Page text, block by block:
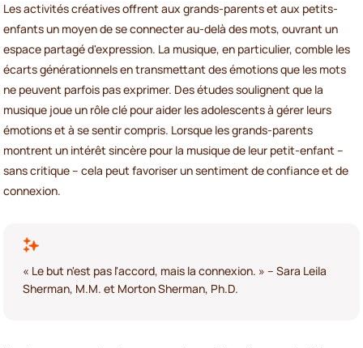
Les activités créatives offrent aux grands-parents et aux petits-
enfants un moyen de se connecter au-delà des mots, ouvrant un
espace partagé d'expression. La musique, en particulier, comble les
écarts générationnels en transmettant des émotions que les mots
ne peuvent parfois pas exprimer. Des études soulignent que la
musique joue un rôle clé pour aider les adolescents à gérer leurs
émotions et à se sentir compris. Lorsque les grands-parents
montrent un intérêt sincère pour la musique de leur petit-enfant –
sans critique – cela peut favoriser un sentiment de confiance et de
connexion.
« Le but n'est pas l'accord, mais la connexion. » – Sara Leila
Sherman, M.M. et Morton Sherman, Ph.D.